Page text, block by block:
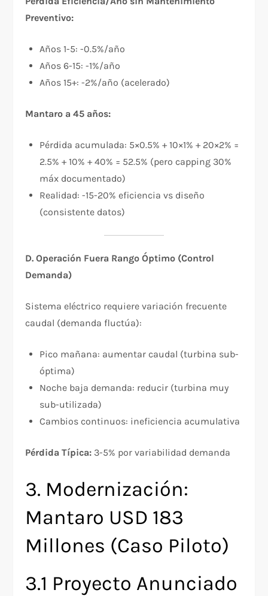
Preventivo:
Años 1-5: -0.5%/año
Años 6-15: -1%/año
Años 15+: -2%/año (acelerado)
Mantaro a 45 años:
Pérdida acumulada: 5×0.5% + 10×1% + 20×2% =
2.5% + 10% + 40% = 52.5% (pero capping 30%
máx documentado)
Realidad: -15-20% eficiencia vs diseño
(consistente datos)
D. Operación Fuera Rango Óptimo (Control
Demanda)
Sistema eléctrico requiere variación frecuente
caudal (demanda fluctúa):
Pico mañana: aumentar caudal (turbina sub-
óptima)
Noche baja demanda: reducir (turbina muy
sub-utilizada)
Cambios continuos: ineficiencia acumulativa
Pérdida Típica: 3-5% por variabilidad demanda
3. Modernización:
Mantaro USD 183
Millones (Caso Piloto)
3.1 Proyecto Anunciado